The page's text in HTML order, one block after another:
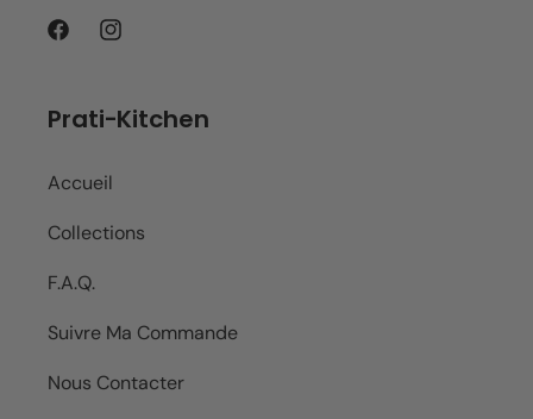
FacebookInstagram
Prati-Kitchen
Accueil
Collections
F.A.Q.
Suivre Ma Commande
Nous Contacter